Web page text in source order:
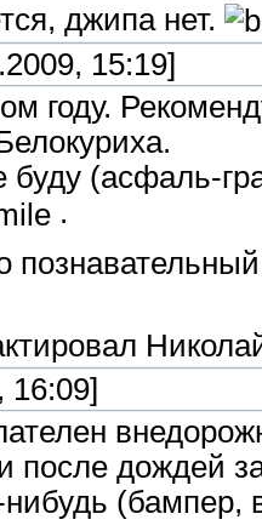
джипа нет.
15:19]
году.
буду (асфаль-
.
16:09]
после дождей
нибудь (бампер,